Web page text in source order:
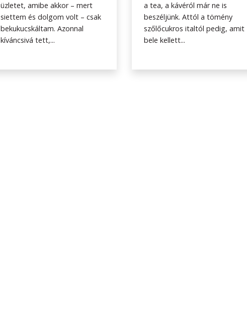
üzletet, amibe akkor – mert
siettem és dolgom volt – csak
bekukucskáltam. Azonnal
kíváncsivá tett,...
a tea, a kávéról már ne is
beszéljünk. Attól a tömény
szőlőcukros italtól pedig, amit
bele kellett...